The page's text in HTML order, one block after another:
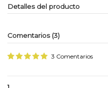
Detalles del producto
Comentarios (3)
3 Comentarios